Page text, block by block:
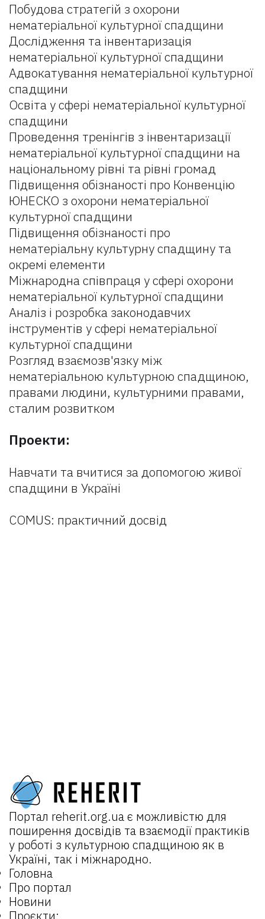
Побудова стратегій з охорони
нематеріальної культурної спадщини
Дослідження та інвентаризація
нематеріальної культурної спадщини
Адвокатування нематеріальної культурної
спадщини
Освіта у сфері нематеріальної культурної
спадщини
Проведення тренінгів з інвентаризації
нематеріальної культурної спадщини на
національному рівні та рівні громад
Підвищення обізнаності про Конвенцію
ЮНЕСКО з охорони нематеріальної
культурної спадщини
Підвищення обізнаності про
нематеріальну культурну спадщину та
окремі елементи
Міжнародна співпраця у сфері охорони
нематеріальної культурної спадщини
Аналіз і розробка законодавчих
інструментів у сфері нематеріальної
культурної спадщини
Розгляд взаємозв'язку між
нематеріальною культурною спадщиною,
правами людини, культурними правами,
сталим розвитком
Проекти:
Навчати та вчитися за допомогою живої
спадщини в Україні
COMUS: практичний досвід
Портал reherit.org.uaє можливістю для
поширення досвідів та взаємодії практиків
у роботі з культурною спадщиною як в
Україні, так і міжнародно.
Головна
Про портал
Новини